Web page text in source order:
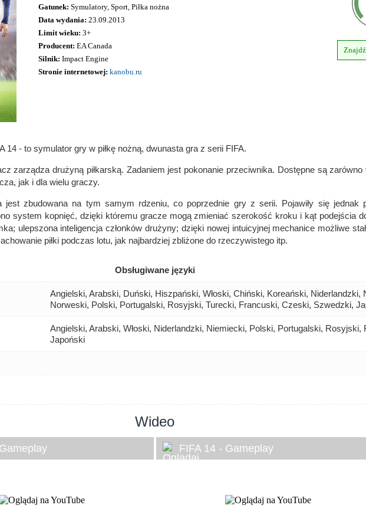
Gatunek: Symulatory, Sport, Piłka nożna
Data wydania: 23.09.2013
Limit wieku: 3+
Producent: EA Canada
Silnik: Impact Engine
Stronie internetowej: kanobu.ru
14 - to symulator gry w piłkę nożną, dwunasta gra z serii FIFA.
zarządza drużyną piłkarską. Zadaniem jest pokonanie przeciwnika. Dostępne są zarówno
jak i dla wielu graczy.
jest zbudowana na tym samym rdzeniu, co poprzednie gry z serii. Pojawiły się jednak
system kopnięć, dzięki któremu gracze mogą zmieniać szerokość kroku i kąt podejścia
ulepszona inteligencja członków drużyny; dzięki nowej intuicyjnej mechanice możliwe
piłki podczas lotu, jak najbardziej zbliżone do rzeczywistego itp.
Obsługiwane języki
Angielski, Arabski, Duński, Hiszpański, Włoski, Chiński, Koreański, Niderlandzki,
Norweski, Polski, Portugalski, Rosyjski, Turecki, Francuski, Czeski, Szwedzki,
Angielski, Arabski, Włoski, Niderlandzki, Niemiecki, Polski, Portugalski, Rosyjski,
Japoński
Wideo
FIFA 14 - Gameplay